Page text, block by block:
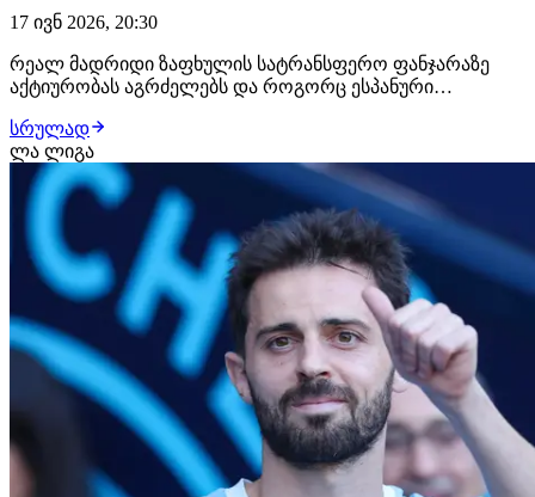
17 ივნ 2026, 20:30
რეალ მადრიდი ზაფხულის სატრანსფერო ფანჯარაზე
აქტიურობას აგრძელებს და როგორც ესპანური
დამატებასაც ფლორენტინო პერესი შეეცდება, ენცო
ფერნანდესია! გავრცელებული ინფორმაციით, სამეფო
კლუბმა არგენტინელი ნახევარმცველის ტრანსფერზე
მუშაობა ოფიციალ…
სრულად
ლა ლიგა